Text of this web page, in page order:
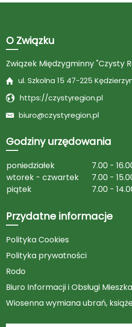
O Związku
Związek Międzygminny "Czysty
ul. Szkolna 15 47-225
https://czystyregion.pl
biuro@czystyregion.pl
Godziny urzędowania
poniedziałek
7.00 -
wtorek - czwartek
7.00 -
piątek
7.00 -
Przydatne informacje
Polityka Cookies
Polityka prywatności
Rodo
Biuro Informacji i Obsługi
Wiosenna wymiana ubrań,